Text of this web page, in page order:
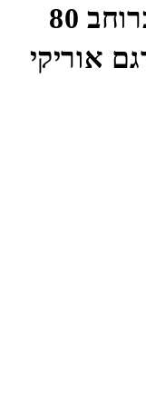
שידת איפור מעוצבת ברוחב 80
אוריקי